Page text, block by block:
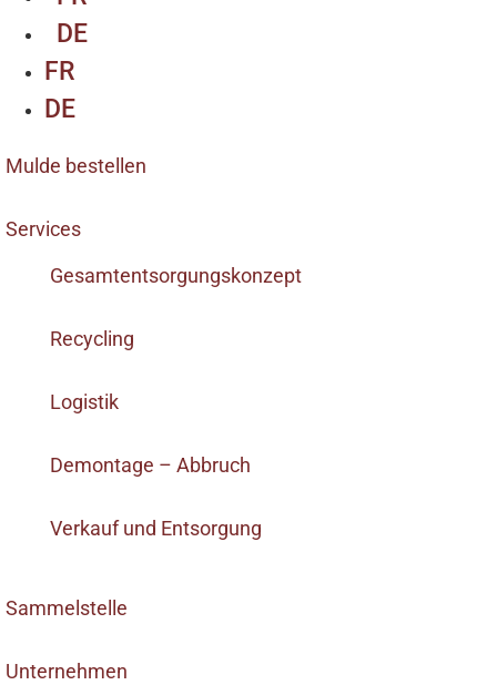
DE
FR
DE
Mulde bestellen
Services
Gesamtentsorgungskonzept
Recycling
Logistik
Demontage – Abbruch
Verkauf und Entsorgung
Sammelstelle
Unternehmen